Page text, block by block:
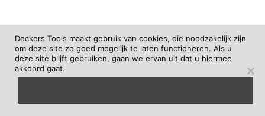
Deckers Tools maakt gebruik van cookies, die noodzakelijk zijn
om deze site zo goed mogelijk te laten functioneren. Als u
deze site blijft gebruiken, gaan we ervan uit dat u hiermee
akkoord gaat.